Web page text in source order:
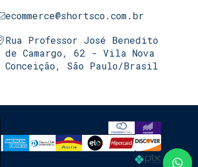
ecommerce@shortsco.com.br
Rua Professor José Benedito
de Camargo, 62 - Vila Nova
Conceição, São Paulo/Brasil